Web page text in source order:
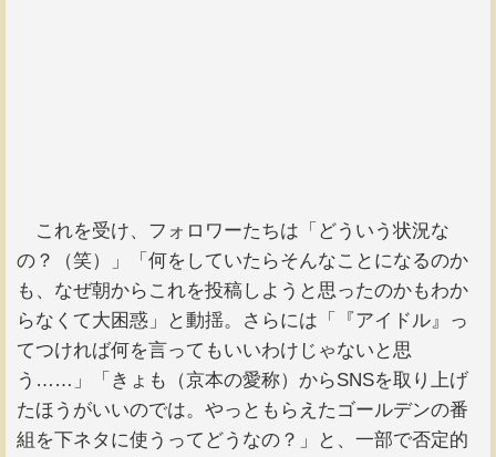
これを受け、フォロワーたちは「どういう状況な
の？（笑）」「何をしていたらそんなことになるのか
も、なぜ朝からこれを投稿しようと思ったのかもわか
らなくて大困惑」と動揺。さらには「『アイドル』っ
てつければ何を言ってもいいわけじゃないと思
う……」「きょも（京本の愛称）からSNSを取り上げ
たほうがいいのでは。やっともらえたゴールデンの番
組を下ネタに使うってどうなの？」と、一部で否定的